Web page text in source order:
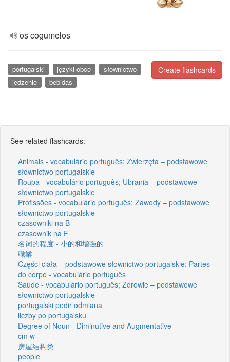
os cogumelos
Create flashcards
portugalski języki obce
słownictwo
jedzenie
bebidas
See related flashcards:
Animais - vocabulário português; Zwierzęta – podstawowe
słownictwo portugalskie
Roupa - vocabulário português; Ubrania – podstawowe
słownictwo portugalskie
Profissões - vocabulário português; Zawody – podstawowe
słownictwo portugalskie
czasowniki na B
czasownik na F
名词的程度 - 小的和增强的
職業
Części ciała – podstawowe słownictwo portugalskie; Partes
do corpo - vocabulário português
Saúde - vocabulário português; Zdrowie – podstawowe
słownictwo portugalskie
portugalski pedir odmiana
liczby po portugalsku
Degree of Noun - Diminutive and Augmentative
cm w
房屋结构类
people